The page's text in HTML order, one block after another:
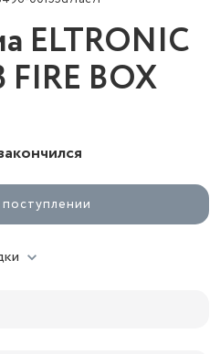
ELTRONIC
FIRE BOX